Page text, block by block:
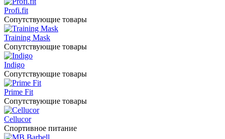
Profi.fit
Сопутствующие товары
Training Mask
Сопутствующие товары
Indigo
Сопутствующие товары
Prime Fit
Сопутствующие товары
Cellucor
Спортивное питание